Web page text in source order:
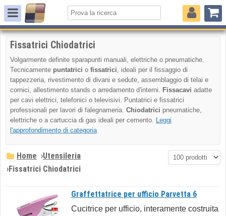
Fissatrici Chiodatrici
Volgarmente definite sparapunti manuali, elettriche o pneumatiche.
Tecnicamente puntatrici o fissatrici, ideali per il fissaggio di
tappezzeria, rivestimento di divani e sedute, assemblaggio di telai e
cornici, allestimento stands o arredamento d'interni. Fissacavi adatte
per cavi elettrici, telefonici o televisivi. Puntatrici e fissatrici
professionali per lavori di falegnameria. Chiodatrici pneumatiche,
elettriche o a cartuccia di gas ideali per cemento. Leggi
l'approfondimento di categoria
Home ›Utensileria
›Fissatrici Chiodatrici
Graffettatrice per ufficio Parvetta 6
Cucitrice per ufficio, interamente costruita